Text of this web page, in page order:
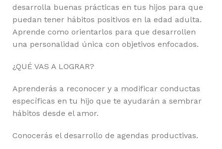
desarrolla buenas prácticas en tus hijos para que
puedan tener hábitos positivos en la edad adulta.
Aprende como orientarlos para que desarrollen
una personalidad única con objetivos enfocados.
¿QUÉ VAS A LOGRAR?
Aprenderás a reconocer y a modificar conductas
específicas en tu hijo que te ayudarán a sembrar
hábitos desde el amor.
Conocerás el desarrollo de agendas productivas.